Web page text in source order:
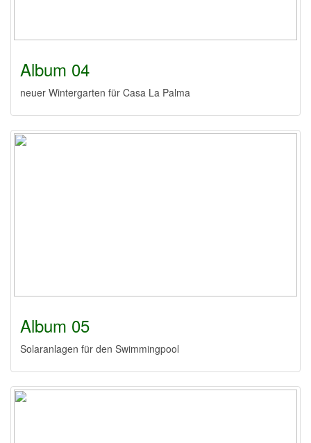
Album 04
neuer Wintergarten für Casa La Palma
Album 05
Solaranlagen für den Swimmingpool